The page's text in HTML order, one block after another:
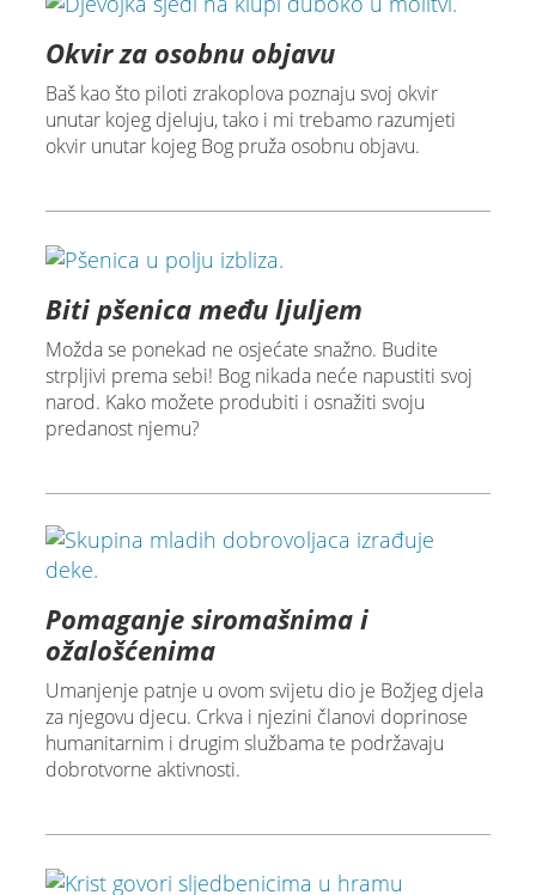
Okvir za osobnu objavu
Baš kao što piloti zrakoplova poznaju svoj okvir
unutar kojeg djeluju, tako i mi trebamo razumjeti
okvir unutar kojeg Bog pruža osobnu objavu.
Biti pšenica među ljuljem
Možda se ponekad ne osjećate snažno. Budite
strpljivi prema sebi! Bog nikada neće napustiti svoj
narod. Kako možete produbiti i osnažiti svoju
predanost njemu?
Pomaganje siromašnima i
ožalošćenima
Umanjenje patnje u ovom svijetu dio je Božjeg djela
za njegovu djecu. Crkva i njezini članovi doprinose
humanitarnim i drugim službama te podržavaju
dobrotvorne aktivnosti.